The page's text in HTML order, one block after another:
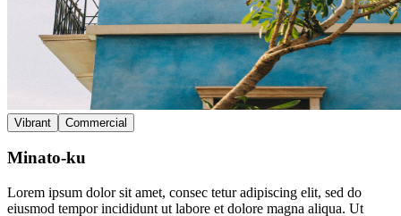
Vibrant Commercial
Minato-ku
Lorem ipsum dolor sit amet, consec tetur adipiscing elit, sed do
eiusmod tempor incididunt ut labore et dolore magna aliqua. Ut